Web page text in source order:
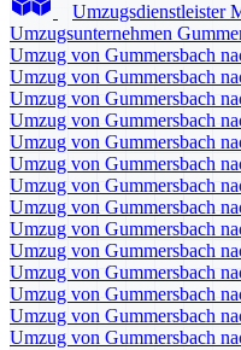
Umzugsdienstleister
Umzugsunternehmen
Umzug von Gummersbach
Umzug von Gummersbach
Umzug von Gummersbach
Umzug von Gummersbach
Umzug von Gummersbach
Umzug von Gummersbach
Umzug von Gummersbach
Umzug von Gummersbach
Umzug von Gummersbach
Umzug von Gummersbach
Umzug von Gummersbach
Umzug von Gummersbach
Umzug von Gummersbach
Umzug von Gummersbach